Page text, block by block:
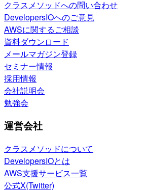
クラスメソッドへの問い合わせ
DevelopersIOへのご意見
AWSに関するご相談
資料ダウンロード
メールマガジン登録
セミナー情報
採用情報
会社説明会
勉強会
運営会社
クラスメソッドについて
DevelopersIOとは
AWS支援サービス一覧
公式X(Twitter)